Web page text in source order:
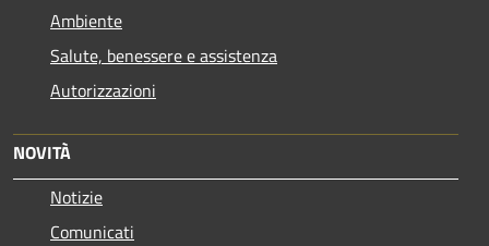
Ambiente
Salute, benessere e assistenza
Autorizzazioni
NOVITÀ
Notizie
Comunicati